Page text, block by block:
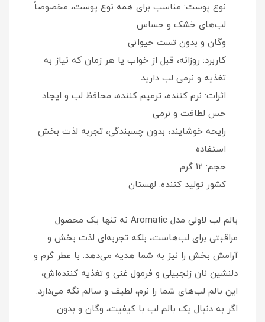
نوع پوست: مناسب برای همه نوع پوست، مخصوصاً
لب‌های خشک و حساس
وگان و بدون تست حیوانی
کاربرد: روزانه، قبل از خواب یا هر زمان که نیاز به
تغذیه و نرمی لب دارید
اثرات: نرم کننده، ترمیم کننده، محافظ لب و ایجاد
حس لطافت و نرمی
رایحه خوشایند، بدون چسبندگی، تجربه لذت بخش
استفاده
حجم: 12 گرم
کشور تولید کننده: لهستان
بالم لب لاولی مدل Aromatic نه تنها یک محصول
مراقبتی برای لب‌هاست، بلکه تجربه‌ای لذت بخش و
آرامش بخش را نیز به شما هدیه می‌دهد. با عطر گرم و
دلنشین نان زنجبیلی و فرمول غنی و تغذیه کننده‌اش،
این بالم لب‌های شما را نرم، لطیف و سالم نگه می‌دارد.
اگر به دنبال یک بالم لب با کیفیت، وگان و بدون